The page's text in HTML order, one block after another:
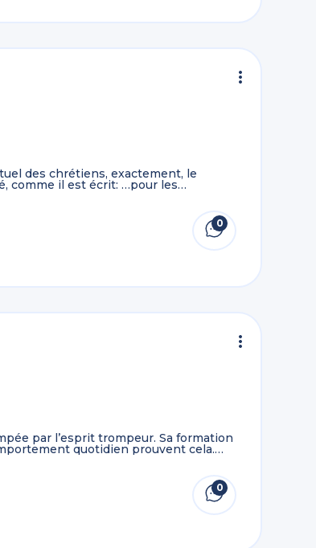
des chrétiens, exactement, le
comme il est écrit: …pour les
0
par l’esprit trompeur. Sa formation
quotidien prouvent cela.
0